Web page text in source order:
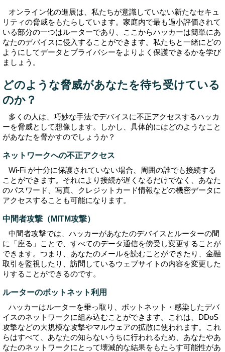
オンライン化の進展は、私たちが意識していない新たなセキュ
リティの脅威をもたらしています。家庭内で最も過小評価されて
いる部分の一つはルーターであり、ここからハッカーは簡単にあ
なたのデバイスに侵入することができます。私たちと一緒にどの
ようにしてデータとプライバシーをよりよく保護できるかを学び
ましょう。
どのような脅威があなたを待ち受けている
のか？
多くの人は、巧妙な手法でデバイスに不正アクセスするハッカ
ーを脅威として想像します。しかし、具体的にはどのようなこと
があなたを脅かすのでしょうか？
ネットワークへの不正アクセス
Wi-Fi が十分に保護されていない場合、周囲の誰でも接続する
ことができます。それにより接続が遅くなるだけでなく、あなた
のパスワード、写真、クレジットカード情報などの機密データに
アクセスすることも可能になります。
中間者攻撃（MITM攻撃）
中間者攻撃では、ハッカーがあなたのデバイスとルーターの間
に「座る」ことで、すべてのデータ通信を傍受し変更することが
できます。つまり、あなたのメールを読むことができたり、金融
取引を監視したり、訪問しているウェブサイトの内容を変更した
りすることができるのです。
ルーターのボットネット利用
ハッカーはルーターを乗っ取り、ボットネット・感染したデバ
イスのネットワークに組み込むことができます。これは、DDoS
攻撃などの大規模な攻撃やマルウェアの拡散に使われます。これ
らはすべて、あなたの知らないうちに行われるため、あなたやあ
なたのネットワークにとって壊滅的な結果をもたらす可能性があ